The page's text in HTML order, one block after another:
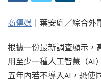
商傳媒 ｜葉安庭／綜合外
根據一份最新調查顯示，
用至少一種人工智慧（AI
五年內若不導入AI，恐使